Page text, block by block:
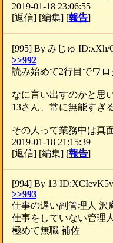
2019-01-18 23:06:55
[返信] [編集] [報告]
[995] By みじゅ ID:xXh/
>>992
読み始めて2行目でワロ
なに言い出すのかと思
13さん、常に無能すぎ
その人って業務中は真
2019-01-18 21:15:39
[返信] [編集] [報告]
[994] By 13 ID:XCIevK5v
>>993
仕事の遅い副管理人 沢
仕事をしていない管理
極めて無職 補佐